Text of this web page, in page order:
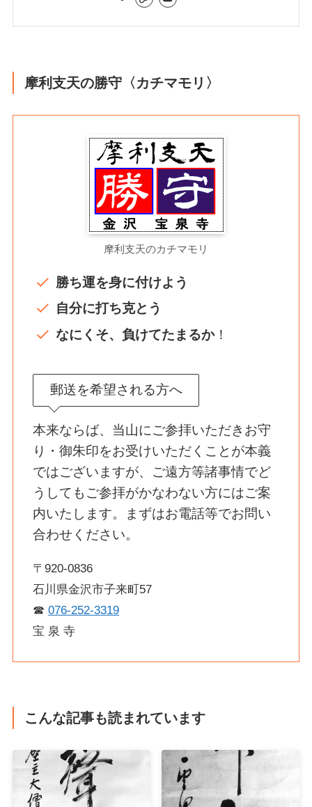
摩利支天の勝守〈カチマモリ〉
摩利支天のカチマモリ
勝ち運を身に付けよう
自分に打ち克とう
なにくそ、負けてたまるか！
郵送を希望される方へ
本来ならば、当山にご参拝いただきお守
り・御朱印をお受けいただくことが本義
ではございますが、ご遠方等諸事情でど
うしてもご参拝がかなわない方にはご案
内いたします。まずはお電話等でお問い
合わせください。
〒920-0836
石川県金沢市子来町57
☎076-252-3319
宝 泉 寺
こんな記事も読まれています